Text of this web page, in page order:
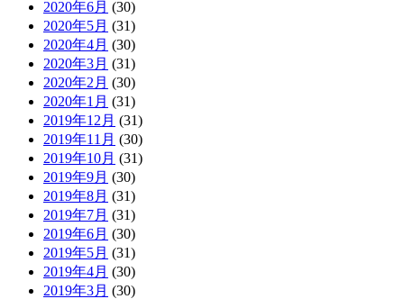
2020年6月 (30)
2020年5月 (31)
2020年4月 (30)
2020年3月 (31)
2020年2月 (30)
2020年1月 (31)
2019年12月 (31)
2019年11月 (30)
2019年10月 (31)
2019年9月 (30)
2019年8月 (31)
2019年7月 (31)
2019年6月 (30)
2019年5月 (31)
2019年4月 (30)
2019年3月 (30)